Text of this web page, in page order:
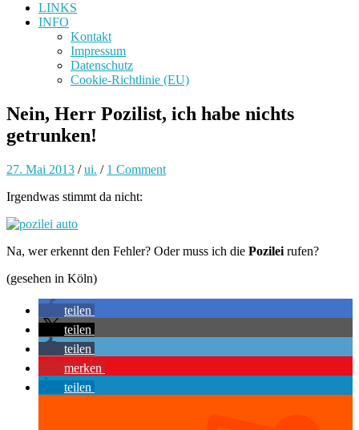
LINKS
INFO
Kontakt
Impressum
Datenschutz
Cookie-Richtlinie (EU)
Nein, Herr Pozilist, ich habe nichts
getrunken!
27. Mai 2013 /ui. / 1 Comment
Irgendwas stimmt da nicht:
Na, wer erkennt den Fehler? Oder muss ich die Pozilei rufen?
(gesehen in Köln)
teilen
teilen
teilen
merken
teilen